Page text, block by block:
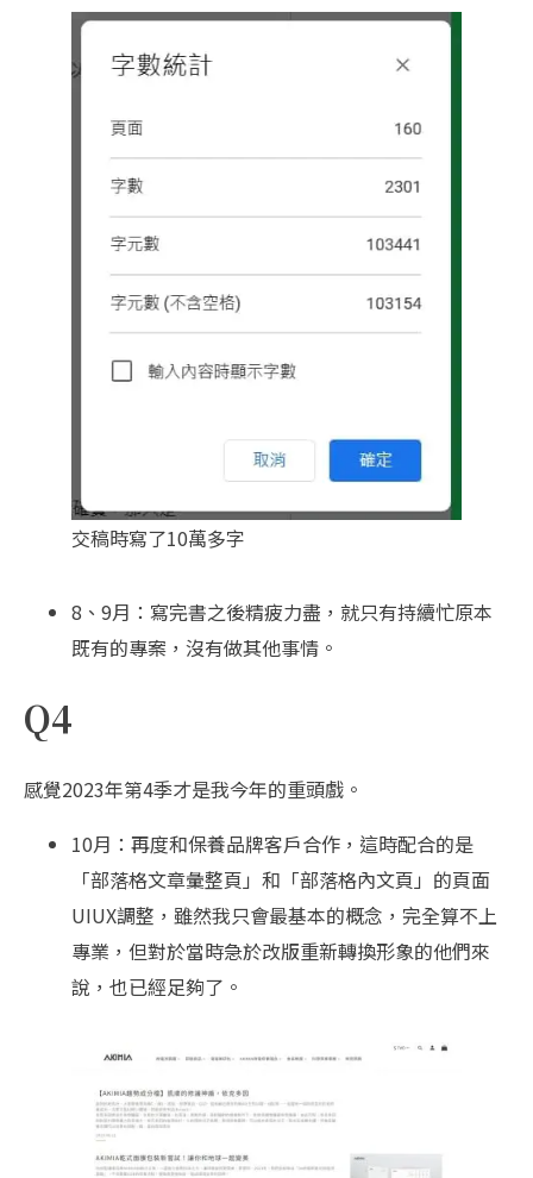
交稿時寫了10萬多字
8、9月：寫完書之後精疲力盡，就只有持續忙原本
既有的專案，沒有做其他事情。
Q4
感覺2023年第4季才是我今年的重頭戲。
10月：再度和保養品牌客戶合作，這時配合的是
「部落格文章彙整頁」和「部落格內文頁」的頁面
UIUX調整，雖然我只會最基本的概念，完全算不上
專業，但對於當時急於改版重新轉換形象的他們來
說，也已經足夠了。